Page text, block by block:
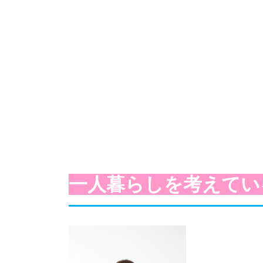
一人暮らしを考えて